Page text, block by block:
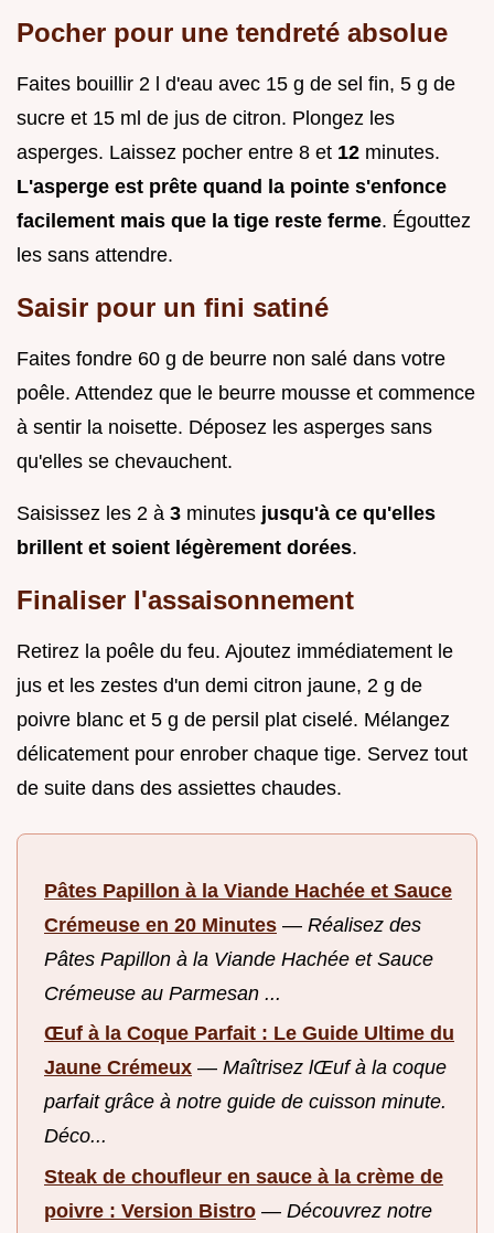
Pocher pour une tendreté absolue
Faites bouillir 2 l d'eau avec 15 g de sel fin, 5 g de
sucre et 15 ml de jus de citron. Plongez les
asperges. Laissez pocher entre 8 et 12 minutes.
L'asperge est prête quand la pointe s'enfonce
facilement mais que la tige reste ferme. Égouttez
les sans attendre.
Saisir pour un fini satiné
Faites fondre 60 g de beurre non salé dans votre
poêle. Attendez que le beurre mousse et commence
à sentir la noisette. Déposez les asperges sans
qu'elles se chevauchent.
Saisissez les 2 à 3 minutes jusqu'à ce qu'elles
brillent et soient légèrement dorées.
Finaliser l'assaisonnement
Retirez la poêle du feu. Ajoutez immédiatement le
jus et les zestes d'un demi citron jaune, 2 g de
poivre blanc et 5 g de persil plat ciselé. Mélangez
délicatement pour enrober chaque tige. Servez tout
de suite dans des assiettes chaudes.
Pâtes Papillon à la Viande Hachée et Sauce
Crémeuse en 20 Minutes — Réalisez des
Pâtes Papillon à la Viande Hachée et Sauce
Crémeuse au Parmesan ...
Œuf à la Coque Parfait : Le Guide Ultime du
Jaune Crémeux — Maîtrisez lŒuf à la coque
parfait grâce à notre guide de cuisson minute.
Déco...
Steak de choufleur en sauce à la crème de
poivre : Version Bistro — Découvrez notre